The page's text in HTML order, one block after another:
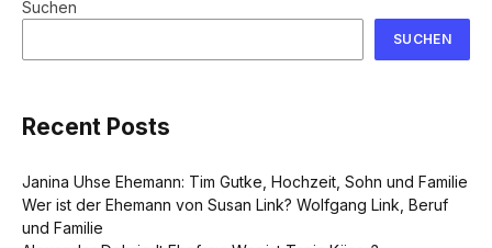
Suchen
SUCHEN
Recent Posts
Janina Uhse Ehemann: Tim Gutke, Hochzeit, Sohn und Familie
Wer ist der Ehemann von Susan Link? Wolfgang Link, Beruf
und Familie